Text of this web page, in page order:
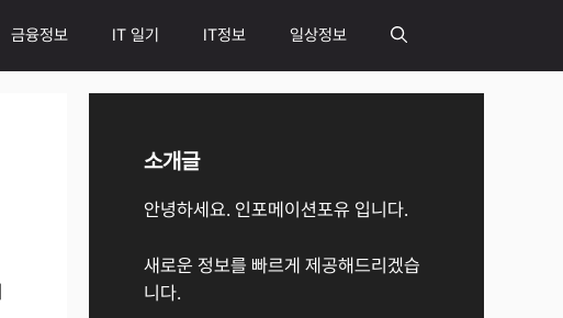
금융정보 IT 일기 IT정보 일상정보
소개글
안녕하세요. 인포메이션포유 입니다.
새로운 정보를 빠르게 제공해드리겠습
니다.